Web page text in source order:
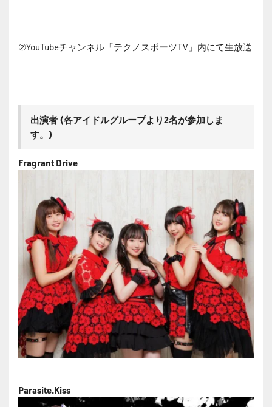
②YouTubeチャンネル「テクノスポーツTV」内にて生放送
出演者 (各アイドルグループより2名が参加しま
す。)
Fragrant Drive
Parasite.Kiss